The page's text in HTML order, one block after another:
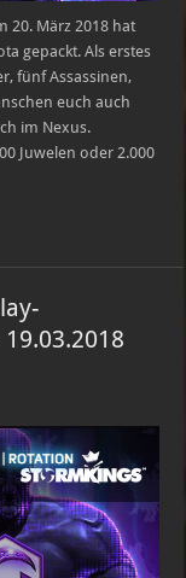
20. März 2018 hat
gepackt. Als erstes
fünf Assassinen,
euch auch
im Nexus.
Juwelen oder 2.000